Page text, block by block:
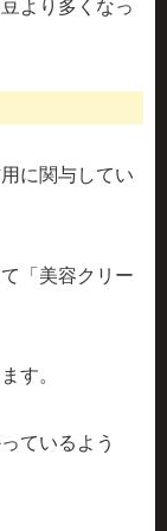
より多くなっ
に関与してい
「美容クリー
す。
ているよう